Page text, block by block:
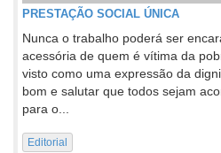
PRESTAÇÃO SOCIAL ÚNICA
Nunca o trabalho poderá ser
acessória de quem é vítima da
visto como uma expressão da
bom e salutar que todos sejam
para o...
Editorial